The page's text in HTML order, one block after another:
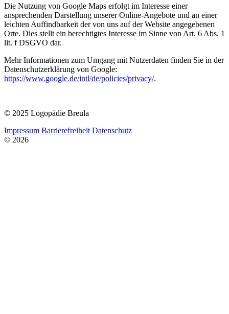
Die Nutzung von Google Maps erfolgt im Interesse einer
ansprechenden Darstellung unserer Online-Angebote und an einer
leichten Auffindbarkeit der von uns auf der Website angegebenen
Orte. Dies stellt ein berechtigtes Interesse im Sinne von Art. 6 Abs. 1
lit. f DSGVO dar.
Mehr Informationen zum Umgang mit Nutzerdaten finden Sie in der
Datenschutzerklärung von Google:
https://www.google.de/intl/de/policies/privacy/.
© 2025 Logopädie Breula
Impressum Barrierefreiheit Datenschutz
© 2026